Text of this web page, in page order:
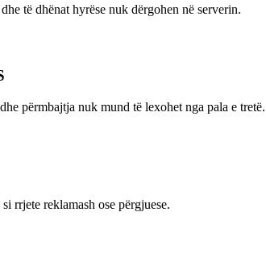
të dhënat hyrëse nuk dërgohen në serverin.
përmbajtja nuk mund të lexohet nga pala e tretë.
rrjete reklamash ose përgjuese.